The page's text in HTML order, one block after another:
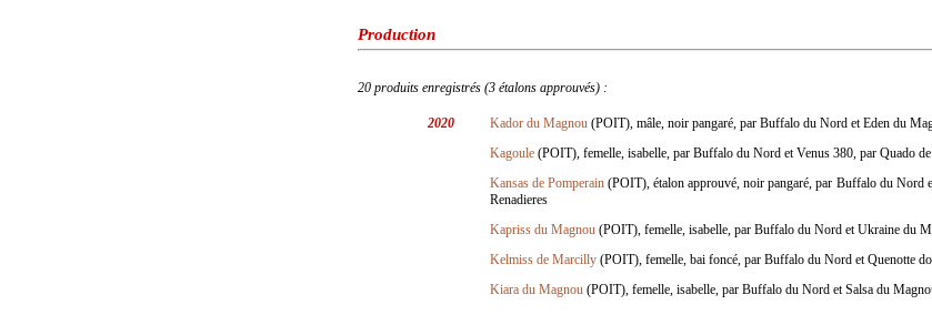
Production
20 produits enregistrés (3 étalons approuvés) :
2020 Kador du Magnou (POIT), mâle, noir pangaré, par Buffalo du Nord et Eden du
Kagoule (POIT), femelle, isabelle, par Buffalo du Nord et Venus 380, par Quado
Kansas de Pomperain (POIT), étalon approuvé, noir pangaré, par Buffalo du Nord
Renadieres
Kapriss du Magnou (POIT), femelle, isabelle, par Buffalo du Nord et Ukraine du
Kelmiss de Marcilly (POIT), femelle, bai foncé, par Buffalo du Nord et Quenotte
Kiara du Magnou (POIT), femelle, isabelle, par Buffalo du Nord et Salsa du